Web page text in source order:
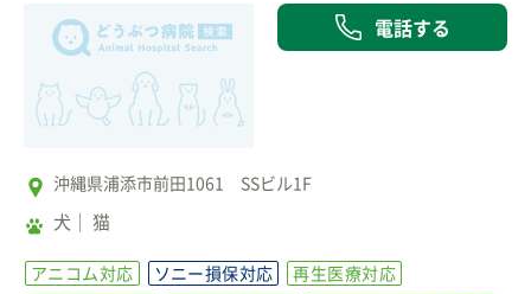
電話する
沖縄県浦添市前田1061 SSビル1F
犬 猫
アニコム対応 ソニー損保対応
再生医療対応